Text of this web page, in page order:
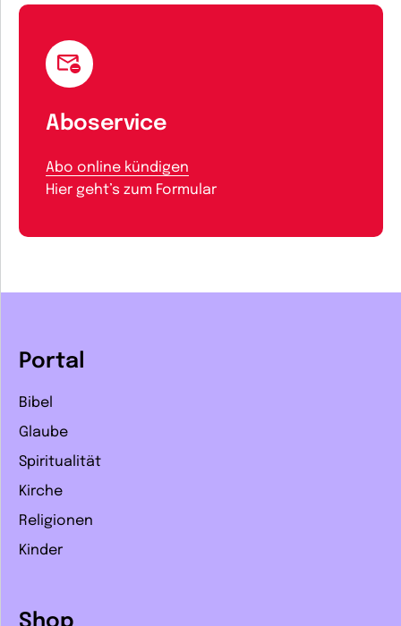
Aboservice
Abo online kündigen
Hier geht’s zum Formular
Portal
Bibel
Glaube
Spiritualität
Kirche
Religionen
Kinder